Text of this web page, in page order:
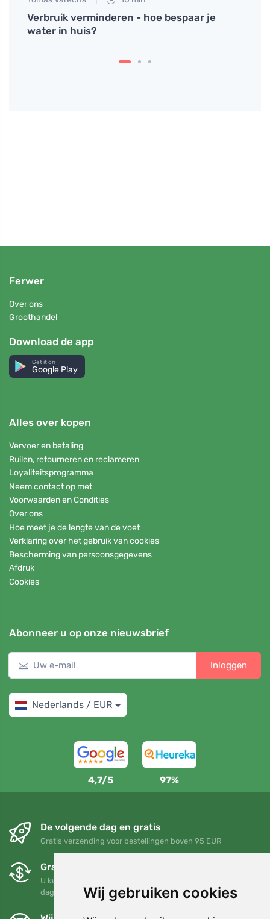
Wij gebruiken cookies
Verbruik verminderen - hoe bespaar je
water in huis?
Ferwer
Over ons
Groothandel
Download de app
Get it on
Google Play
Alles over kopen
Vervoer en betaling
Ruilen, retourneren en reclameren
Loyaliteitsprogramma
Neem contact op met
Voorwaarden en Condities
Over ons
Hoe meet je de lengte van de voet
Verklaring over het gebruik van cookies
Bescherming van persoonsgegevens
Afdruk
Cookies
Abonneer u op onze nieuwsbrief
Inloggen
Nederlands / EUR
4,7/5 97%
De volgende dag en gratis
Gratis verzending voor bestellingen boven 95 EUR
Gratis ruilen en retourneren
U kunt uw bestelling op elk gewenst moment binnen 90
dagen retourneren of ruilen